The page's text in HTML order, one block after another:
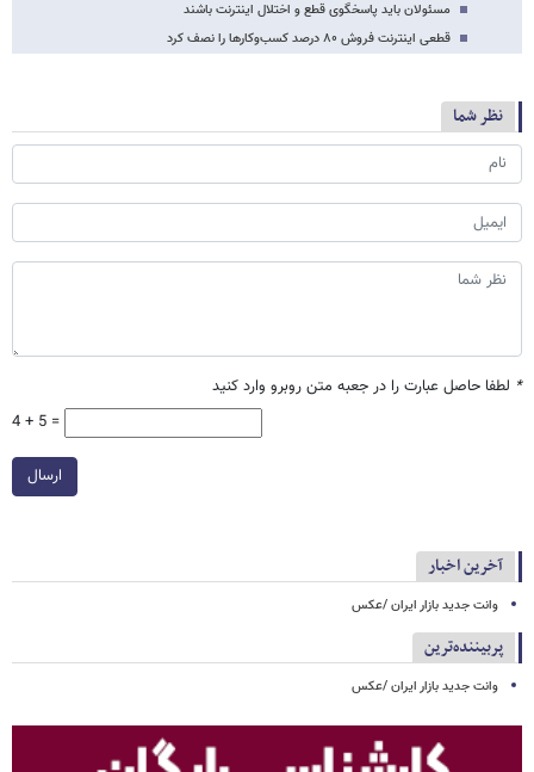
مسئولان باید پاسخگوی قطع و اختلال اینترنت باشند
قطعی اینترنت فروش ۸۰ درصد کسب‌وکارها را نصف کرد
نظر شما
* لطفا حاصل عبارت را در جعبه متن روبرو وارد کنید
4 + 5 =
ارسال
آخرین اخبار
وانت جدید بازار ایران /عکس
پربیننده‌ترین
وانت جدید بازار ایران /عکس